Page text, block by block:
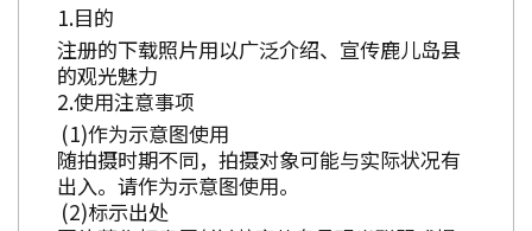
目的
注册的下载照片用以广泛介绍、宣传鹿儿岛县
的观光魅力
使用注意事项
作为示意图使用
随拍摄时期不同，拍摄对象可能与实际状况有
出入。请作为示意图使用。
标示出处